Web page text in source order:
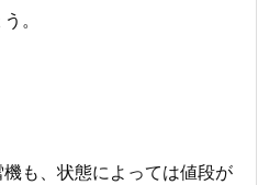
。
も、状態によっては値段が